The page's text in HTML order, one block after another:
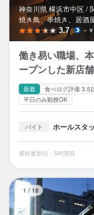
神奈川県 横浜市中区 /
焼き鳥、串焼き、居酒
3.7 ～
働き易い職場、
ープンした新店
新着 食べログ評価 3.5
平日のみ勤務OK
バイト ホールスタ
最終更新日：5時間前
1 / 18